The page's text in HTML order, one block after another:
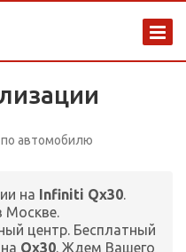
автомобилю
на Infiniti Qx30.
Москве.
центр. Бесплатный
Qx30. Ждем Вашего